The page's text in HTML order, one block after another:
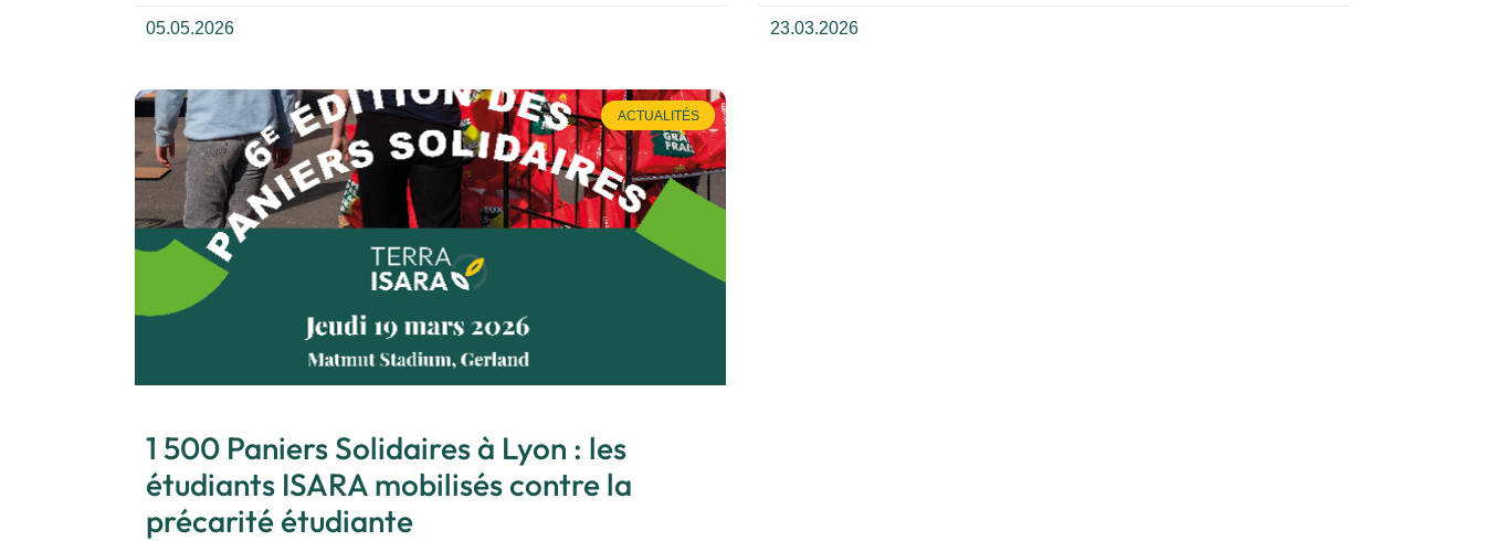
05.05.2026 23.03.2026
ACTUALITÉS
1 500 Paniers Solidaires à Lyon : les
étudiants ISARA mobilisés contre la
précarité étudiante